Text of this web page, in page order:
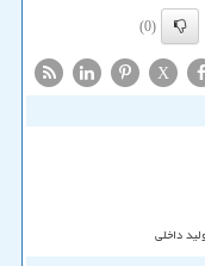
(0)
X
داخلی